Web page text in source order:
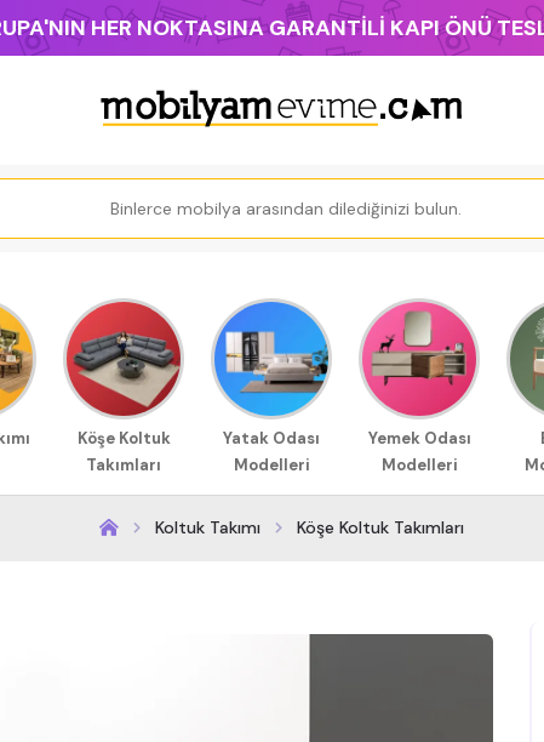
HER NOKTASINA GARANTİLİ KAPI ÖNÜ
Köşe Koltuk
Takımları
Yatak Odası
Modelleri
Yemek Odası
Modelleri
Koltuk Takımı Köşe Koltuk Takımları